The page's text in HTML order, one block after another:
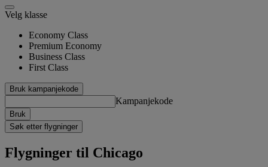
Velg klasse
Economy Class
Premium Economy
Business Class
First Class
Bruk kampanjekode
Kampanjekode
Bruk
Søk etter flygninger
Flygninger til Chicago